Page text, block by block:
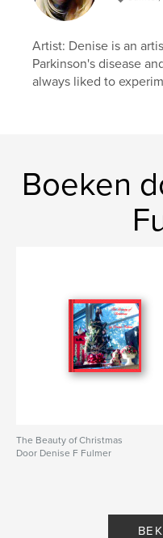
Datum publiceren:jun
Trefwoorden
drawings , paintings
Artist: Denise is an
Parkinson's disease
always liked to
Boeken
The Beauty of Christmas
Door Denise F Fulmer